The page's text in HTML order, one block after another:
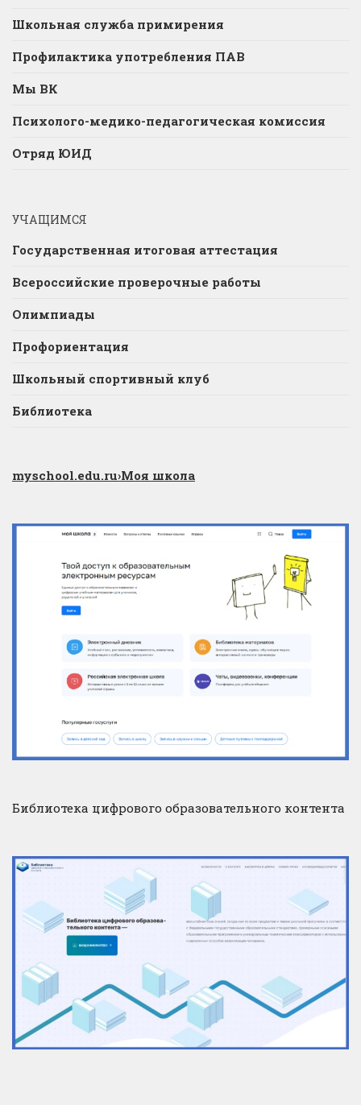
Школьная служба примирения
Профилактика употребления ПАВ
Мы ВК
Психолого-медико-педагогическая комиссия
Отряд ЮИД
УЧАЩИМСЯ
Государственная итоговая аттестация
Всероссийские проверочные работы
Олимпиады
Профориентация
Школьный спортивный клуб
Библиотека
myschool.edu.ru›Моя школа
Библиотека цифрового образовательного контента